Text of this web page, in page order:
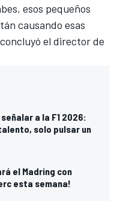
esos pequeños
causando esas
el director de
a la F1 2026:
solo pulsar un
el Madring con
esta semana!